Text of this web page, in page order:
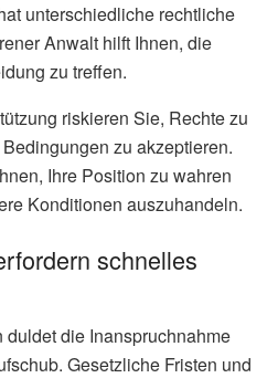
unterschiedliche rechtliche
Anwalt hilft Ihnen, die
zu treffen.
riskieren Sie, Rechte zu
zu akzeptieren.
Ihre Position zu wahren
Konditionen auszuhandeln.
schnelles
die Inanspruchnahme
Gesetzliche Fristen und